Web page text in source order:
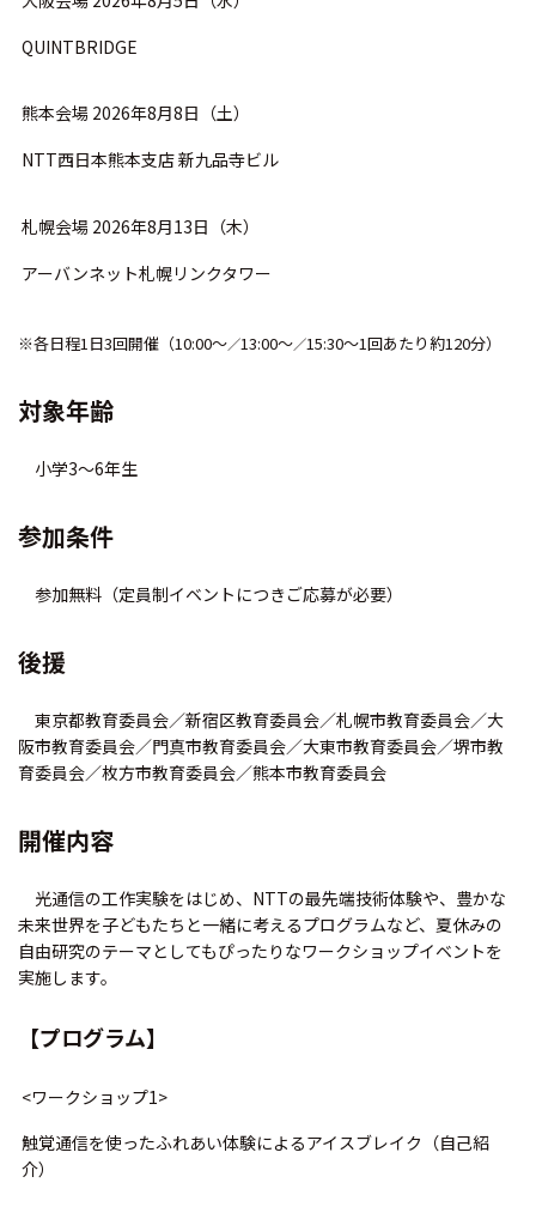
QUINTBRIDGE
熊本会場 2026年8月8日（土）
NTT西日本熊本支店 新九品寺ビル
札幌会場 2026年8月13日（木）
アーバンネット札幌リンクタワー
※各日程1日3回開催（10:00～／13:00～／15:30～1回あたり約120分）
対象年齢
小学3～6年生
参加条件
参加無料（定員制イベントにつきご応募が必要）
後援
東京都教育委員会／新宿区教育委員会／札幌市教育委員会／大
阪市教育委員会／門真市教育委員会／大東市教育委員会／堺市教
育委員会／枚方市教育委員会／熊本市教育委員会
開催内容
光通信の工作実験をはじめ、NTTの最先端技術体験や、豊かな
未来世界を子どもたちと一緒に考えるプログラムなど、夏休みの
自由研究のテーマとしてもぴったりなワークショップイベントを
実施します。
【プログラム】
<ワークショップ1>
触覚通信を使ったふれあい体験によるアイスブレイク（自己紹
介）